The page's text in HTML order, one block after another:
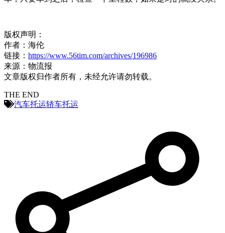
版权声明：
作者：海伦
链接： https://www.56tim.com/archives/196986
来源：物流报
文章版权归作者所有，未经允许请勿转载。
THE END
汽车托运轿车托运